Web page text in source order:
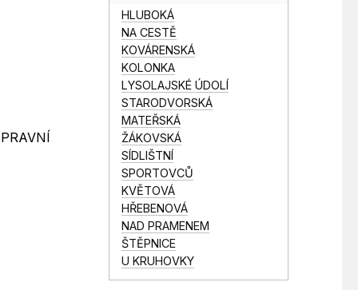
HLUBOKÁ
NA CESTĚ
KOVÁRENSKÁ
KOLONKA
LYSOLAJSKÉ ÚDOLÍ
STARODVORSKÁ
MATEŘSKÁ
ŽÁKOVSKÁ
SÍDLIŠTNÍ
SPORTOVCŮ
KVĚTOVÁ
HŘEBENOVÁ
NAD PRAMENEM
ŠTĚPNICE
U KRUHOVKY